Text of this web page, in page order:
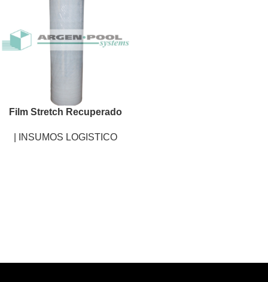
Film Stretch Recuperado
| INSUMOS LOGISTICO